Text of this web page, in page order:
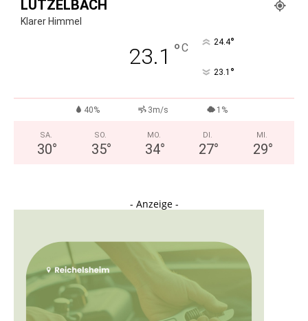
LÜTZELBACH
Klarer Himmel
23.1 °C 24.4°
23.1 °
40% 3m/s 1%
SA.
30°
SO.
35°
MO.
34°
DI.
27°
MI.
29°
- Anzeige -